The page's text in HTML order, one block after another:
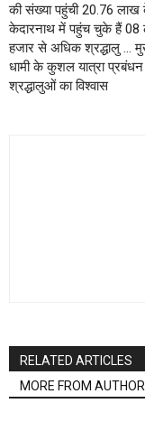
की संख्या पहुंची 20.76 लाख
केदारनाथ में पहुंच चुके हैं 08
हजार से अधिक श्रद्धालु …
धामी के कुशल यात्रा प्रबंधन
श्रद्धालुओं का विश्वास
RELATED ARTICLES
MORE FROM AUTHOR